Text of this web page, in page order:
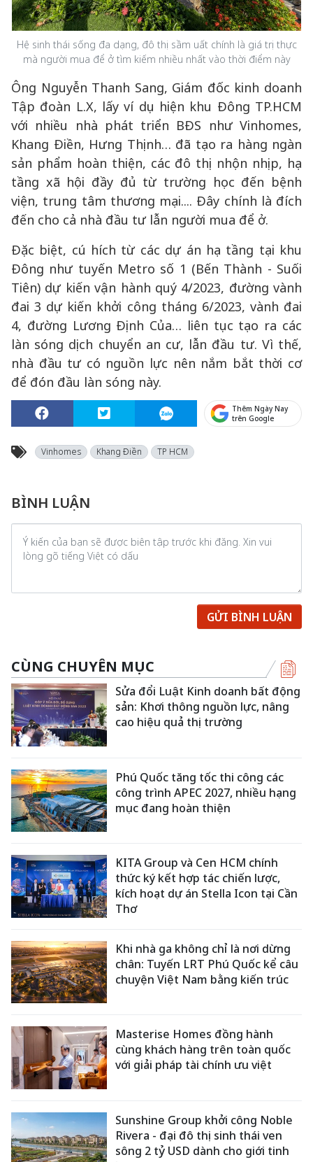
Hệ sinh thái sống đa dạng, đô thị sầm uất chính là giá trị thực
mà người mua để ở tìm kiếm nhiều nhất vào thời điểm này
Ông Nguyễn Thanh Sang, Giám đốc kinh doanh
Tập đoàn L.X, lấy ví dụ hiện khu Đông TP.HCM
với nhiều nhà phát triển BĐS như Vinhomes,
Khang Điền, Hưng Thịnh… đã tạo ra hàng ngàn
sản phẩm hoàn thiện, các đô thị nhộn nhịp, hạ
tầng xã hội đầy đủ từ trường học đến bệnh
viện, trung tâm thương mại.... Đây chính là đích
đến cho cả nhà đầu tư lẫn người mua để ở.
Đặc biệt, cú hích từ các dự án hạ tầng tại khu
Đông như tuyến Metro số 1 (Bến Thành - Suối
Tiên) dự kiến vận hành quý 4/2023, đường vành
đai 3 dự kiến khởi công tháng 6/2023, vành đai
4, đường Lương Định Của… liên tục tạo ra các
làn sóng dịch chuyển an cư, lẫn đầu tư. Vì thế,
nhà đầu tư có nguồn lực nên nắm bắt thời cơ
để đón đầu làn sóng này.
Thêm Ngày Nay
trên Google
Vinhomes Khang Điền TP HCM
BÌNH LUẬN
GỬI BÌNH LUẬN
CÙNG CHUYÊN MỤC
Sửa đổi Luật Kinh doanh bất động
sản: Khơi thông nguồn lực, nâng
cao hiệu quả thị trường
Phú Quốc tăng tốc thi công các
công trình APEC 2027, nhiều hạng
mục đang hoàn thiện
KITA Group và Cen HCM chính
thức ký kết hợp tác chiến lược,
kích hoạt dự án Stella Icon tại Cần
Thơ
Khi nhà ga không chỉ là nơi dừng
chân: Tuyến LRT Phú Quốc kể câu
chuyện Việt Nam bằng kiến trúc
Masterise Homes đồng hành
cùng khách hàng trên toàn quốc
với giải pháp tài chính ưu việt
Sunshine Group khởi công Noble
Rivera - đại đô thị sinh thái ven
sông 2 tỷ USD dành cho giới tinh